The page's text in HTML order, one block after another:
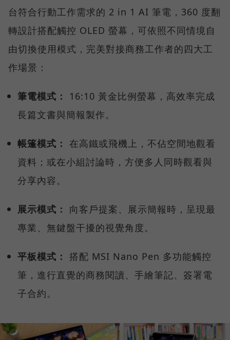
台符合行動工作需求的 2 in 1 AI 筆電，360 度翻
轉設計搭配觸控 OLED 螢幕，可依照不同情境自
由切換使用模式，完美對接商務工作者的四大工
作場景：
筆電模式：
16:10 黃金比例螢幕，高效率完成
長篇文書與簡報製作。
帳篷模式： 在高鐵或飛機上，不佔空間地觀看
資料；或在小組討論時，方便多人同時觀看與
分享內容。
展示模式：
向客戶提案、展示簡報時，呈現最
專業、無鍵盤干擾的視覺角度。
平板模式： 搭配 MSI Nano Pen 多功能觸控
筆，進行直覺的商務閱讀、手繪筆記、簽署電
子合約。